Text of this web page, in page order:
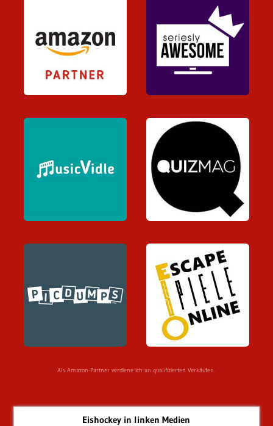
Als Amazon-Partner verdiene ich an qualifizierten Verkäufen.
Eishockey in linken Medien